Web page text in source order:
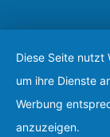
Diese Seite nutzt
um ihre Dienste
Werbung
anzuzeigen.